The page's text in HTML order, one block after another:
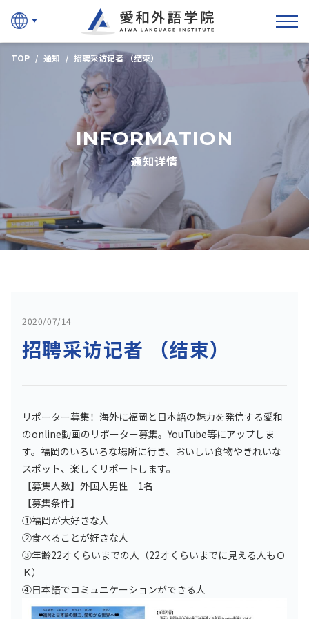
INFORMATION
通知详情
TOP 通知 招聘采访记者 （结束）
2020/07/14
招聘采访记者 （结束）
リポーター募集！海外に福岡と日本語の魅力を発信する愛和
のonline動画のリポーター募集。YouTube等にアップしま
す。福岡のいろいろな場所に行き、おいしい食物やきれいな
スポット、楽しくリポートします。
【募集人数】外国人男性 1名
【募集条件】
①福岡が大好きな人
②食べることが好きな人
③年齢22才くらいまでの人（22才くらいまでに見える人もＯ
Ｋ）
④日本語でコミュニケーションができる人